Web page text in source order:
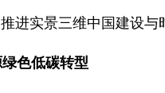
进实景三维中国建设与
色低碳转型